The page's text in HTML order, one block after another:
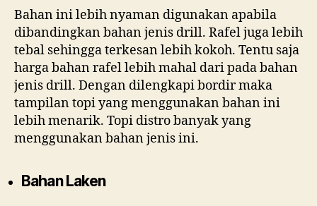
Bahan ini lebih nyaman digunakan apabila
dibandingkan bahan jenis drill. Rafel juga lebih
tebal sehingga terkesan lebih kokoh. Tentu saja
harga bahan rafel lebih mahal dari pada bahan
jenis drill. Dengan dilengkapi bordir maka
tampilan topi yang menggunakan bahan ini
lebih menarik. Topi distro banyak yang
menggunakan bahan jenis ini.
Bahan Laken